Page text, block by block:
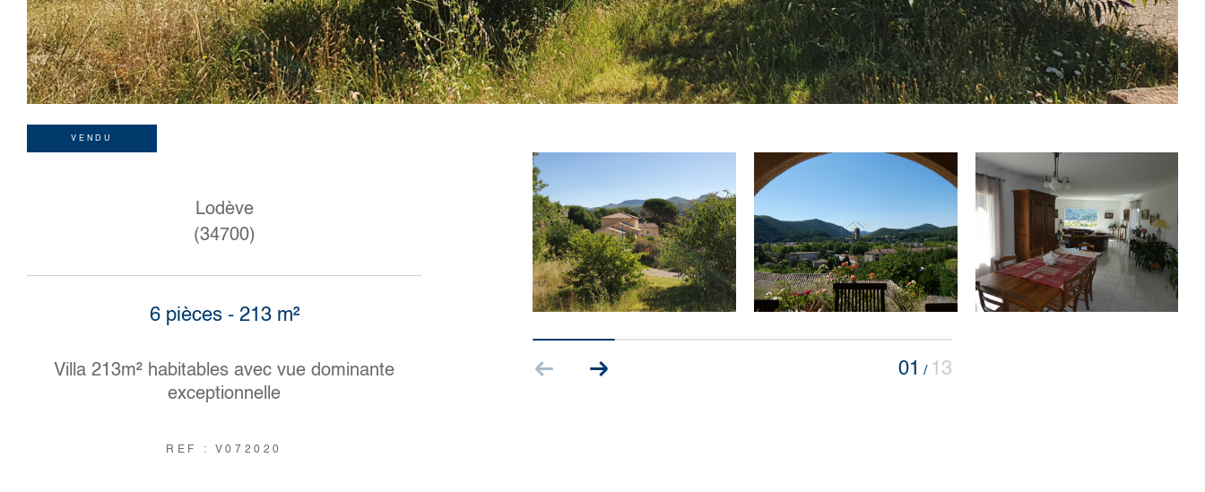
VENDU
01 / 13
Lodève
(34700)
6 pièces - 213 m²
Villa 213m² habitables avec vue dominante
exceptionnelle
REF : V072020